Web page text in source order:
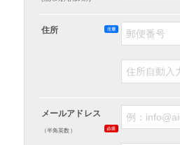
住所
メールアドレス
（半角英数）